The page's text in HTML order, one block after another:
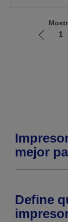
Ir
1
mejor
Define